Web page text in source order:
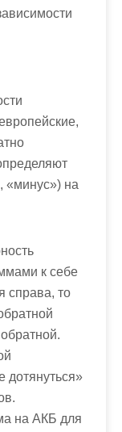
«минус») на
к себе
справа, то
дотянуться»
на АКБ для